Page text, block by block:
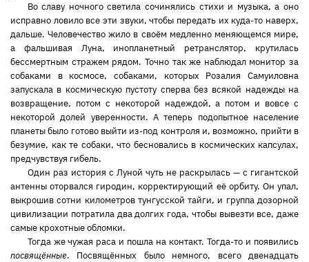
Во славу ночного светила сочинялись стихи и музыка, а оно
исправно ловило все эти звуки, чтобы передать их куда-то наверх,
дальше. Человечество жило в своём медленно меняющемся мире,
а фальшивая Луна, инопланетный ретранслятор, крутилась
бессмертным стражем рядом. Точно так же наблюдал монитор за
собаками в космосе, собаками, которых Розалия Самуиловна
запускала в космическую пустоту сперва без всякой надежды на
возвращение, потом с некоторой надеждой, а потом и вовсе с
некоторой долей уверенности. А теперь подопытное население
планеты было готово выйти из-под контроля и, возможно, прийти в
безумие, как те собаки, что бесновались в космических капсулах,
предчувствуя гибель.
Один раз история с Луной чуть не раскрылась — с гигантской
антенны оторвался гиродин, корректирующий её орбиту. Он упал,
выкрошив сотни километров тунгусской тайги, и группа дозорной
цивилизации потратила два долгих года, чтобы вывезти все, даже
самые крохотные обломки.
Тогда же чужая раса и пошла на контакт. Тогда-то и появились
посвящённые. Посвящённых было немного, всего двенадцать